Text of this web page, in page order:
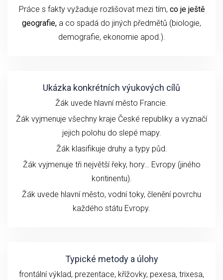
Práce s fakty vyžaduje rozlišovat mezi tím, co je ještě
geografie, a co spadá do jiných předmětů (biologie,
demografie, ekonomie apod.).
Ukázka konkrétních výukových cílů
Žák uvede hlavní město Francie.
Žák vyjmenuje všechny kraje České republiky a vyznačí
jejich polohu do slepé mapy.
Žák klasifikuje druhy a typy půd.
Žák vyjmenuje tři největší řeky, hory… Evropy (jiného
kontinentu).
Žák uvede hlavní město, vodní toky, členění povrchu
každého státu Evropy.
Typické metody a úlohy
frontální výklad, prezentace, křížovky, pexesa, trixesa,